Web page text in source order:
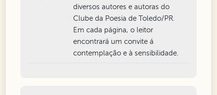
diversos autores e autoras do
Clube da Poesia de Toledo/PR.
Em cada página, o leitor
encontrará um convite á
contemplação e à sensibilidade.